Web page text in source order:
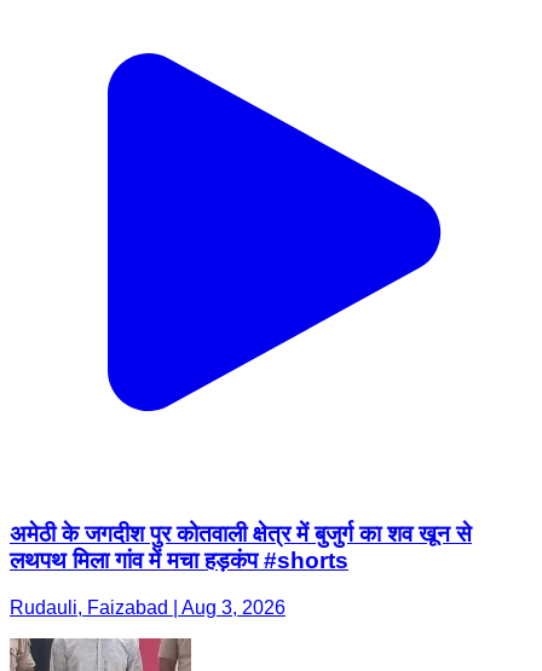
अमेठी के जगदीश पुर कोतवाली क्षेत्र में बुजुर्ग का शव खून से
लथपथ मिला गांव में मचा हड़कंप #shorts
Rudauli, Faizabad | Aug 3, 2026